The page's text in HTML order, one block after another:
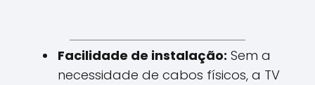
Facilidade de instalação: Sem a
necessidade de cabos físicos, a TV